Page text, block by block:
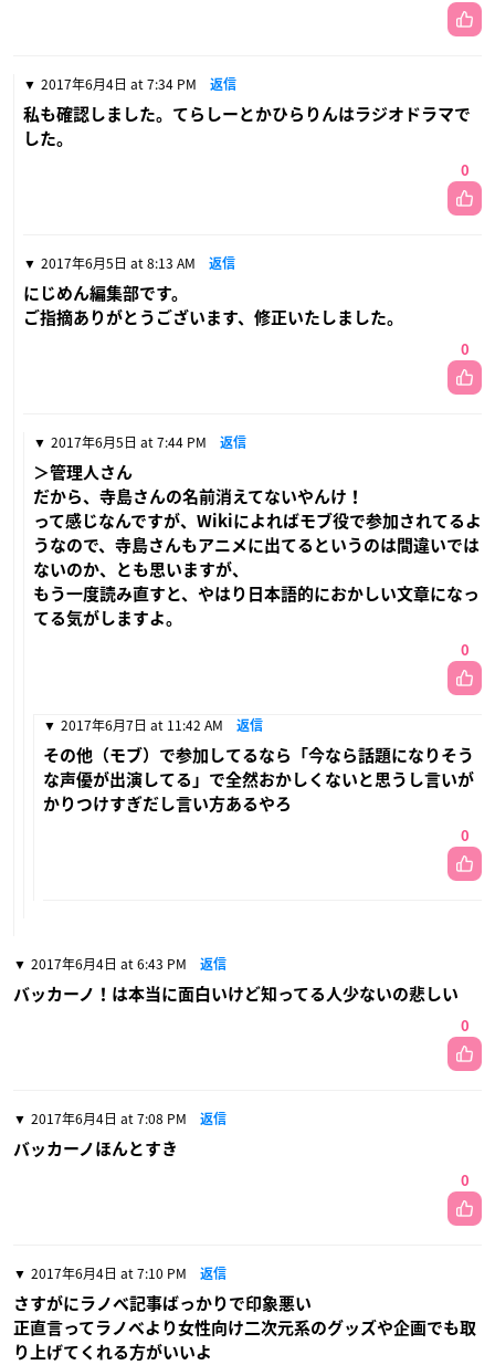
2017年6月4日 at 7:34 PM 返信
私も確認しました。てらしーとかひらりんはラジオドラマで
した。
0
2017年6月5日 at 8:13 AM 返信
にじめん編集部です。
ご指摘ありがとうございます、修正いたしました。
0
2017年6月5日 at 7:44 PM 返信
＞管理人さん
だから、寺島さんの名前消えてないやんけ！
って感じなんですが、Wikiによればモブ役で参加されてるよ
うなので、寺島さんもアニメに出てるというのは間違いでは
ないのか、とも思いますが、
もう一度読み直すと、やはり日本語的におかしい文章になっ
てる気がしますよ。
0
2017年6月7日 at 11:42 AM 返信
その他（モブ）で参加してるなら「今なら話題になりそう
な声優が出演してる」で全然おかしくないと思うし言いが
かりつけすぎだし言い方あるやろ
0
2017年6月4日 at 6:43 PM 返信
バッカーノ！は本当に面白いけど知ってる人少ないの悲しい
0
2017年6月4日 at 7:08 PM 返信
バッカーノほんとすき
0
2017年6月4日 at 7:10 PM 返信
さすがにラノベ記事ばっかりで印象悪い
正直言ってラノベより女性向け二次元系のグッズや企画でも取
り上げてくれる方がいいよ